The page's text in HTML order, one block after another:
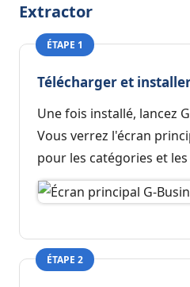
Extractor
ÉTAPE 1
Télécharger et
Une fois installé, lancez
Vous verrez l'écran
pour les catégories et
ÉTAPE 2